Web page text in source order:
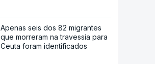
Apenas seis dos 82 migrantes
que morreram na travessia para
Ceuta foram identificados